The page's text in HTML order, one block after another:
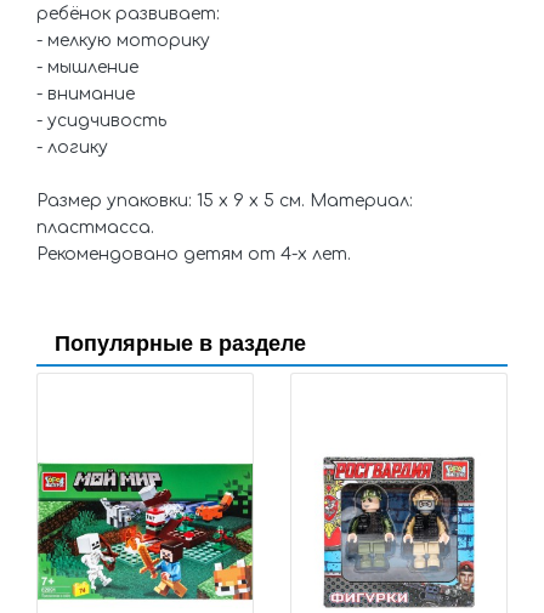
ребёнок развивает:
- мелкую моторику
- мышление
- внимание
- усидчивость
- логику
Размер упаковки: 15 x 9 x 5 см. Материал:
пластмасса.
Рекомендовано детям от 4-х лет.
Популярные в разделе